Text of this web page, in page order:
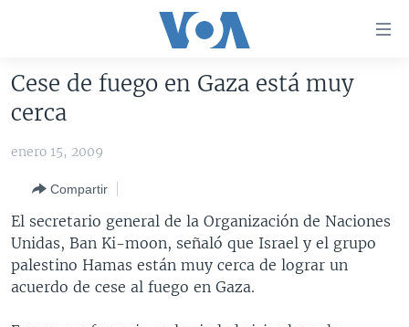
accesibilidad
al
principal
Salte
navegador
principal
Salte
AMÉRICA DEL NORTE
MÉXICO
HAITÍ
ELECCIONES EEUU
VOTO DIVIDIDO
VOA VERIFICA
VOA VERIFICA UCRANIA/RUSIA
VOA VERIFICA INMIGRACIÓN
VOA VERIFICA AMÉRICA LATINA
AMÉRICA LATINA
ARGENTINA
BOLIVIA
COLOMBIA
CHINA EN AMÉRICA LATINA
CENTROAMÉRICA
COSTA RICA
OTRAS SECCIONES
Cese de fuego en Gaza está muy
cerca
enero 15, 2009
Compartir
El secretario general de la Organización de Naciones
Unidas, Ban Ki-moon, señaló que Israel y el grupo
palestino Hamas están muy cerca de lograr un
acuerdo de cese al fuego en Gaza.